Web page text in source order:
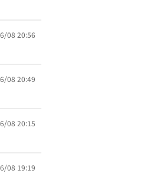
08 20:56
08 20:49
08 20:15
08 19:19